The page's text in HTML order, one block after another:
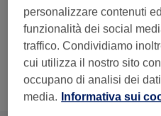
Massaggio Generico Pro
1 ora
Dettagli importanti del
Sfoglia la lista dei servizi
personalizzare contenuti
funzionalità dei social
traffico. Condividiamo
cui utilizza il nostro sito
occupano di analisi dei
media. Informativa sui